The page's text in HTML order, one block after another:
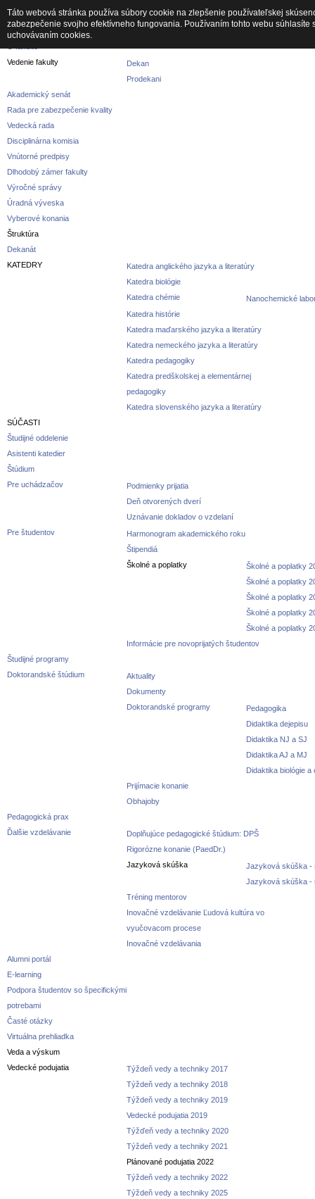
Fakulta
Vedenie fakulty
Dekan
Prodekani
Akademický senát
Rada pre zabezpečenie kvality
Vedecká rada
Disciplinárna komisia
Vnútorné predpisy
Dlhodobý zámer fakulty
Výročné správy
Úradná výveska
Vyberové konania
Štruktúra
Dekanát
KATEDRY
Katedra anglického jazyka a literatúry
Katedra biológie
Katedra chémie
Nanochemické
Katedra histórie
Katedra maďarského jazyka a literatúry
Katedra nemeckého jazyka a literatúry
Katedra pedagogiky
Katedra predškolskej a elementárnej
pedagogiky
Katedra slovenského jazyka a literatúry
SÚČASTI
Študijné oddelenie
Asistenti katedier
Štúdium
Pre uchádzačov
Podmienky prijatia
Deň otvorených dverí
Uznávanie dokladov o vzdelaní
Pre študentov
Harmonogram akademického roku
Štipendiá
Školné a poplatky
Školné a poplatky
Školné a poplatky
Školné a poplatky
Školné a poplatky
Školné a poplatky
Informácie pre novoprijatých študentov
Študijné programy
Doktorandské štúdium
Aktuality
Dokumenty
Doktorandské programy
Pedagogika
Didaktika dejepisu
Didaktika NJ a SJ
Didaktika AJ a MJ
Didaktika biológie a
Prijímacie konanie
Obhajoby
Pedagogická prax
Ďalšie vzdelávanie
Doplňujúce pedagogické štúdium: DPŠ
Rigorózne konanie (PaedDr.)
Jazyková skúška
Jazyková skúška -
Jazyková skúška -
Tréning mentorov
Inovačné vzdelávanie Ľudová kultúra vo
vyučovacom procese
Inovačné vzdelávania
Alumni portál
E-learning
Podpora študentov so špecifickými
potrebami
Časté otázky
Virtuálna prehliadka
Veda a výskum
Vedecké podujatia
Týždeň vedy a techniky 2017
Týždeň vedy a techniky 2018
Týždeň vedy a techniky 2019
Vedecké podujatia 2019
Týžďeň vedy a techniky 2020
Týždeň vedy a techniky 2021
Plánované podujatia 2022
Týždeň vedy a techniky 2022
Týždeň vedy a techniky 2025
Táto webová stránka používa súbory cookie na zlepšenie používateľskej
zabezpečenie svojho efektívneho fungovania. Používaním tohto webu súhlasíte
uchovávaním cookies.